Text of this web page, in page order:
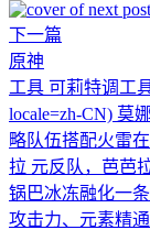
下一篇
原神
工具 可莉特调工
locale=zh-CN) 莫
略队伍搭配火雷
拉 元反队，芭芭
锅巴冰冻融化一
攻击力、元素精